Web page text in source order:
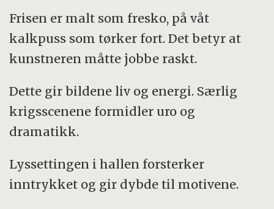
Frisen er malt som fresko, på våt
kalkpuss som tørker fort. Det betyr at
kunstneren måtte jobbe raskt.
Dette gir bildene liv og energi. Særlig
krigsscenene formidler uro og
dramatikk.
Lyssettingen i hallen forsterker
inntrykket og gir dybde til motivene.